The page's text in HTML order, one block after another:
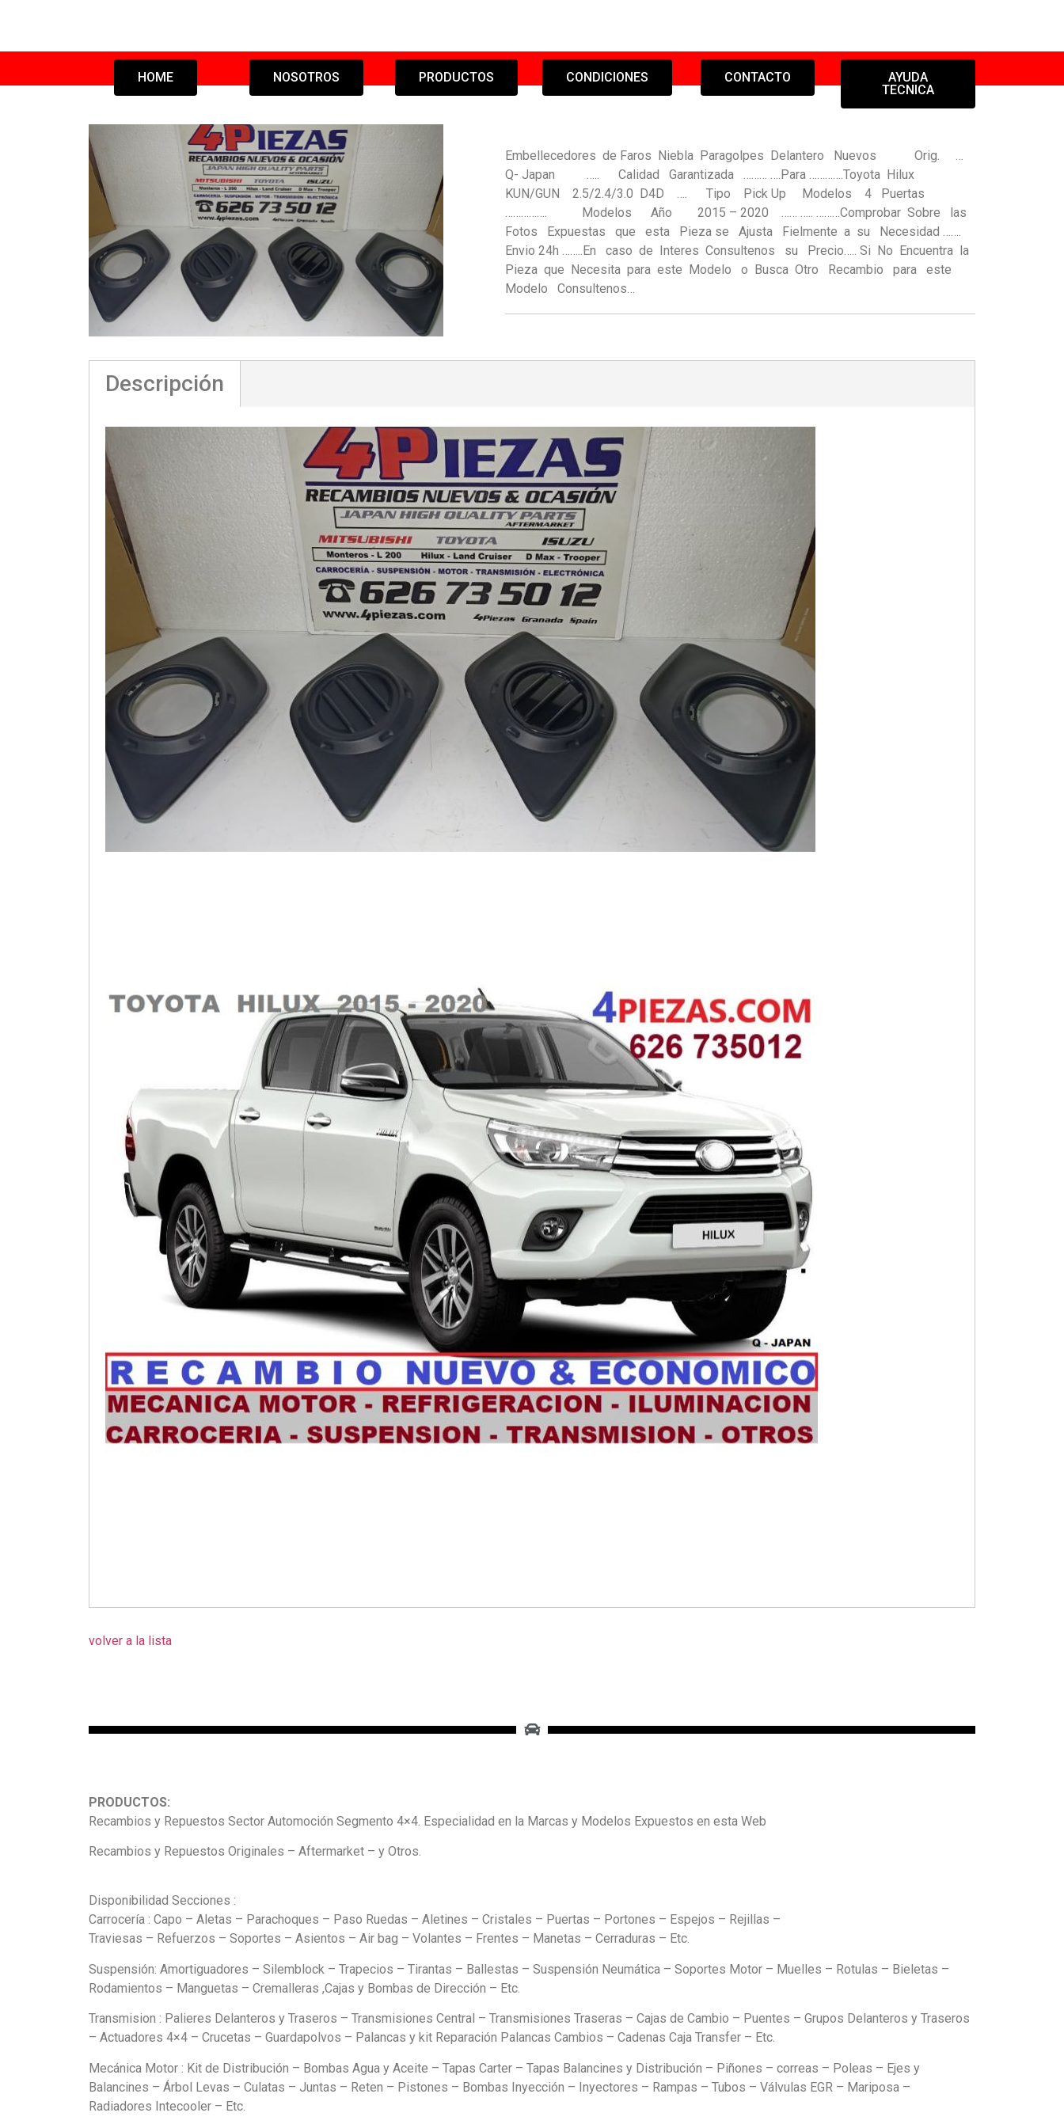
HOME NOSOTROS PRODUCTOS CONDICIONES CONTACTO
AYUDA
TECNICA
Embellecedores de Faros Niebla Paragolpes Delantero Nuevos Orig. …
Q- Japan ….. Calidad Garantizada ……… ….Para ………….Toyota Hilux
KUN/GUN 2.5/2.4/3.0 D4D …. Tipo Pick Up Modelos 4 Puertas
……………. Modelos Año 2015 – 2020 …… ….. ………Comprobar Sobre las
Fotos Expuestas que esta Pieza se Ajusta Fielmente a su Necesidad …….
Envio 24h ……..En caso de Interes Consultenos su Precio….. Si No Encuentra la
Pieza que Necesita para este Modelo o Busca Otro Recambio para este
Modelo Consultenos…
Descripción
volver a la lista
PRODUCTOS:
Recambios y Repuestos Sector Automoción Segmento 4×4. Especialidad en la Marcas y Modelos Expuestos en esta Web
Recambios y Repuestos Originales – Aftermarket – y Otros.
Disponibilidad Secciones :
Carrocería : Capo – Aletas – Parachoques – Paso Ruedas – Aletines – Cristales – Puertas – Portones – Espejos – Rejillas –
Traviesas – Refuerzos – Soportes – Asientos – Air bag – Volantes – Frentes – Manetas – Cerraduras – Etc.
Suspensión: Amortiguadores – Silemblock – Trapecios – Tirantas – Ballestas – Suspensión Neumática – Soportes Motor – Muelles – Rotulas – Bieletas –
Rodamientos – Manguetas – Cremalleras ,Cajas y Bombas de Dirección – Etc.
Transmision : Palieres Delanteros y Traseros – Transmisiones Central – Transmisiones Traseras – Cajas de Cambio – Puentes – Grupos Delanteros y Traseros
– Actuadores 4×4 – Crucetas – Guardapolvos – Palancas y kit Reparación Palancas Cambios – Cadenas Caja Transfer – Etc.
Mecánica Motor : Kit de Distribución – Bombas Agua y Aceite – Tapas Carter – Tapas Balancines y Distribución – Piñones – correas – Poleas – Ejes y
Balancines – Árbol Levas – Culatas – Juntas – Reten – Pistones – Bombas Inyección – Inyectores – Rampas – Tubos – Válvulas EGR – Mariposa –
Radiadores Intecooler – Etc.